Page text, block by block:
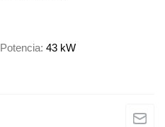
Potencia 43 kW